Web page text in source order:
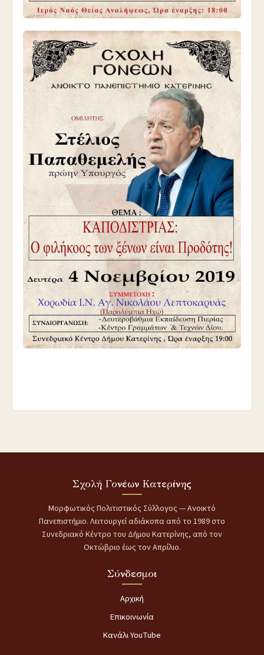
Σχολή Γονέων Κατερίνης
Μορφωτικός Πολιτιστικός Σύλλογος — Ανοικτό
Πανεπιστήμιο. Λειτουργεί αδιάκοπα από το 1989 στο
Συνεδριακό Κέντρο του Δήμου Κατερίνης, από τον
Οκτώβριο έως τον Απρίλιο.
Σύνδεσμοι
Αρχική
Επικοινωνία
Κανάλι YouTube